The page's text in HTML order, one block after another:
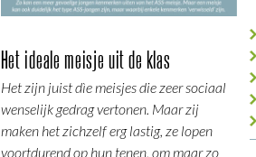
Het ideale meisje uit de klas
Het zijn juist dìe meisjes die zeer sociaal
wenselijk gedrag vertonen. Maar zij
maken het zichzelf erg lastig, ze lopen
voortdurend op hun tenen, om maar zo